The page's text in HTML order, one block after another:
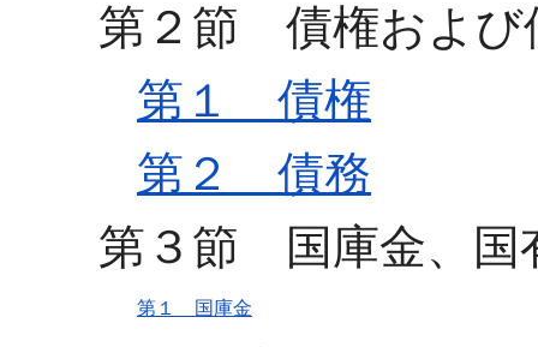
第２節 債権および
第１ 債権
第２ 債務
第３節 国庫金、国
第１ 国庫金